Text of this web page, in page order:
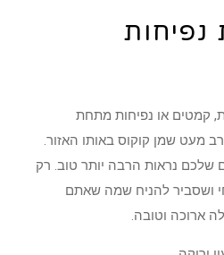
נפיחות
קמטים או נפיחות מתחת
מעט שמן קוקוס באותו האזור.
שלכם נראות הרבה יותר טוב. רק
ושסביר להניח שמה שאתם
ארוכה וטובה.